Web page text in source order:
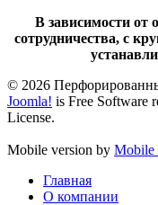
В зависимости от
сотрудничества, с
© 2026
Joomla! is Free Software
License.
Mobile version by Mobile
Главная
О компании